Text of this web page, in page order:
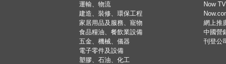
運輸、物流
建造、裝修、環保工程
家居用品及服務、寵物
食品糧油、餐飲業設備
五金、機械、儀器
電子零件及設備
塑膠、石油、化工
Now TV
網上推
中國營
刊登公